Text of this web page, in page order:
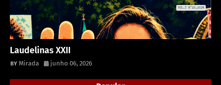
Laudelinas XXII
Mirada junho 06, 2026